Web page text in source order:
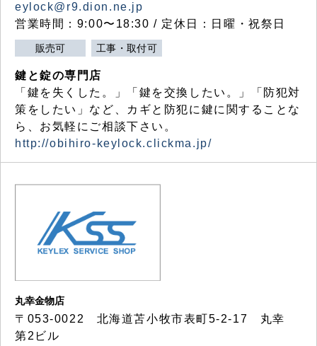
eylock@r9.dion.ne.jp
営業時間：9:00〜18:30 / 定休日：日曜・祝祭日
販売可 工事・取付可
鍵と錠の専門店
「鍵を失くした。」「鍵を交換したい。」「防犯対
策をしたい」など、カギと防犯に鍵に関することな
ら、お気軽にご相談下さい。
http://obihiro-keylock.clickma.jp/
丸幸金物店
〒053-0022 北海道苫小牧市表町5-2-17 丸幸
第2ビル